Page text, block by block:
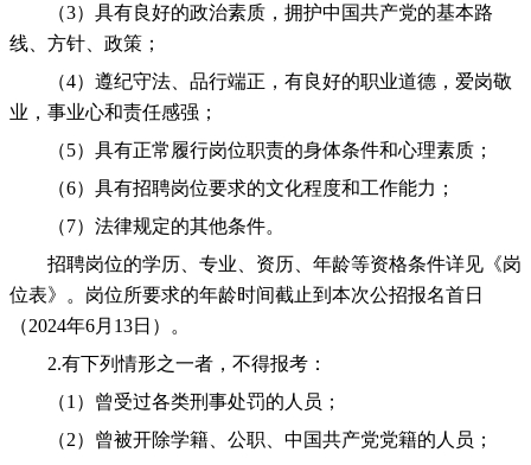
（3）具有良好的政治素质，拥护中国共产党的基本路
线、方针、政策；
（4）遵纪守法、品行端正，有良好的职业道德，爱岗敬
业，事业心和责任感强；
（5）具有正常履行岗位职责的身体条件和心理素质；
（6）具有招聘岗位要求的文化程度和工作能力；
（7）法律规定的其他条件。
招聘岗位的学历、专业、资历、年龄等资格条件详见《岗
位表》。岗位所要求的年龄时间截止到本次公招报名首日
（2024年6月13日）。
2.有下列情形之一者，不得报考：
（1）曾受过各类刑事处罚的人员；
（2）曾被开除学籍、公职、中国共产党党籍的人员；